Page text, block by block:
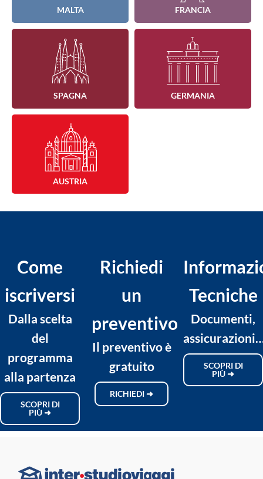
MALTA FRANCIA
SPAGNA GERMANIA
AUSTRIA
Come
iscriversi
Dalla scelta
del
programma
alla partenza
SCOPRI DI
PIÙ ➜
Richiedi
un
preventivo
Il preventivo è
gratuito
RICHIEDI ➜
Tecniche
Documenti,
SCOPRI DI
PIÙ ➜